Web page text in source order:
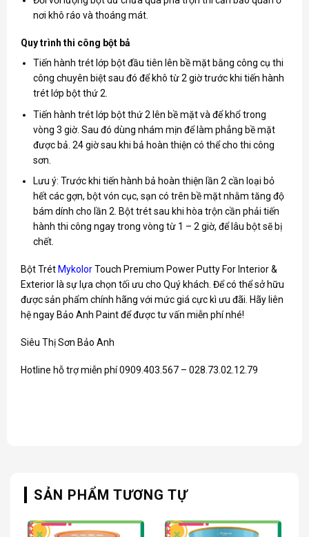
nơi khô ráo và thoáng mát.
Quy trình thi công bột bả
Tiến hành trét lớp bột đầu tiên lên bề mặt bằng công cụ thi
công chuyên biệt sau đó để khô từ 2 giờ trước khi tiến hành
trét lớp bột thứ 2.
Tiến hành trét lớp bột thứ 2 lên bề mặt và để khổ trong
vòng 3 giờ. Sau đó dùng nhám mịn để làm phẳng bề mặt
được bả. 24 giờ sau khi bả hoàn thiện có thể cho thi công
sơn.
Lưu ý: Trước khi tiến hành bả hoàn thiện lần 2 cần loại bỏ
hết các gợn, bột vón cục, sạn có trên bề mặt nhằm tăng độ
bám dính cho lần 2. Bột trét sau khi hòa trộn cần phải tiến
hành thi công ngay trong vòng từ 1 – 2 giờ, để lâu bột sẽ bị
chết.
Bột Trét Mykolor Touch Premium Power Putty For Interior &
Exterior là sự lựa chọn tối ưu cho Quý khách. Để có thể sở hữu
được sản phẩm chính hãng với mức giá cực kì ưu đãi. Hãy liên
hệ ngay Bảo Anh Paint để được tư vấn miễn phí nhé!
Siêu Thị Sơn Bảo Anh
Hotline hỗ trợ miễn phí 0909.403.567 – 028.73.02.12.79
SẢN PHẨM TƯƠNG TỰ